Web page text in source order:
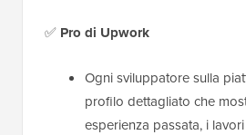
✅ Pro di Upwork
Ogni sviluppatore sulla
profilo dettagliato che
esperienza passata, i